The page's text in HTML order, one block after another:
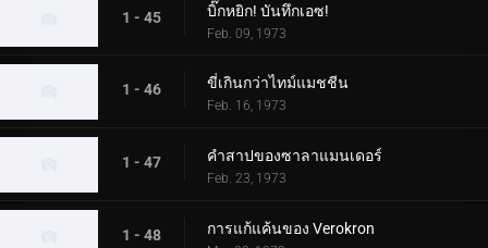
1 - 45 บิ๊กหยิก! บันทึกเอซ!
Feb. 09, 1973
1 - 46 ขี่เกินกว่าไทม์แมชชีน
Feb. 16, 1973
1 - 47 คำสาปของซาลาแมนเดอร์
Feb. 23, 1973
1 - 48 การแก้แค้นของ Verokron